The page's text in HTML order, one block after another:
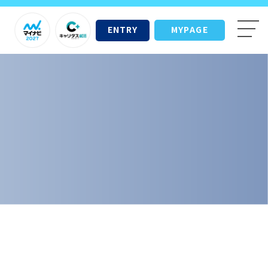
ENTRY MYPAGE